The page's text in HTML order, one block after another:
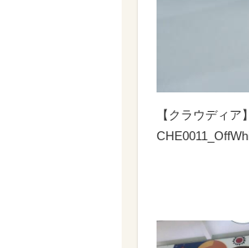
【クラウディ